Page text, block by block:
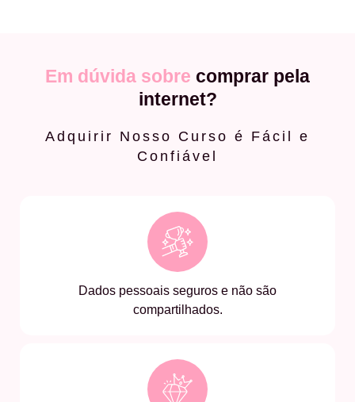
Em dúvida sobre comprar pela
internet?
Adquirir Nosso Curso é Fácil e
Confiável
Dados pessoais seguros e não são
compartilhados.